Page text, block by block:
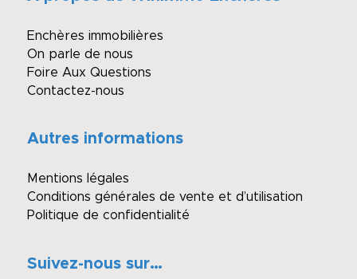
Enchères immobilières
On parle de nous
Foire Aux Questions
Contactez-nous
Autres informations
Mentions légales
Conditions générales de vente et d’utilisation
Politique de confidentialité
Suivez-nous sur…